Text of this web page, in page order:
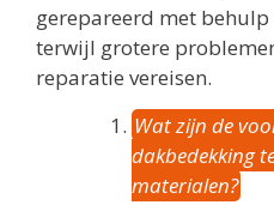
gerepareerd met
terwijl grotere
reparatie vereisen.
Wat zijn de
dakbedekking
materialen?